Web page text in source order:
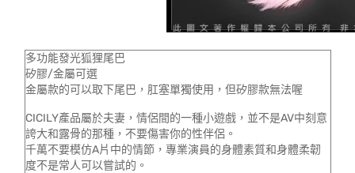
多功能發光狐狸尾巴
矽膠/金屬可選
金屬款的可以取下尾巴，肛塞單獨使用，但矽膠款無法喔
CICILY產品屬於夫妻，情侶間的一種小遊戲，並不是AV中刻意
誇大和露骨的那種，不要傷害你的性伴侶。
千萬不要模仿A片中的情節，專業演員的身體素質和身體柔韌
度不是常人可以嘗試的。